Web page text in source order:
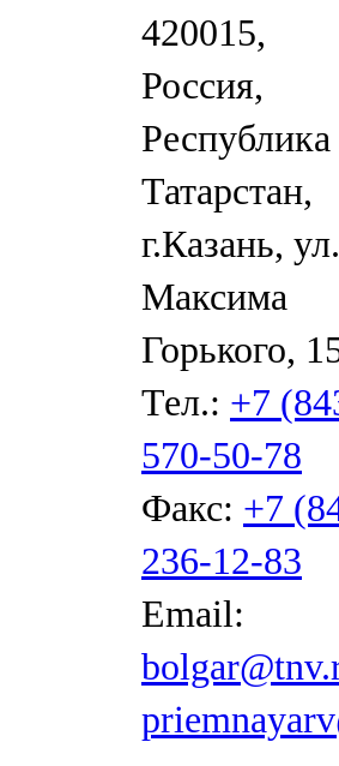
420015,
Россия,
Республика
Татарстан,
г.Казань, ул.
Максима
Горького,
Тел.: +7
570-50-78
Факс: +7
236-12-83
Email: